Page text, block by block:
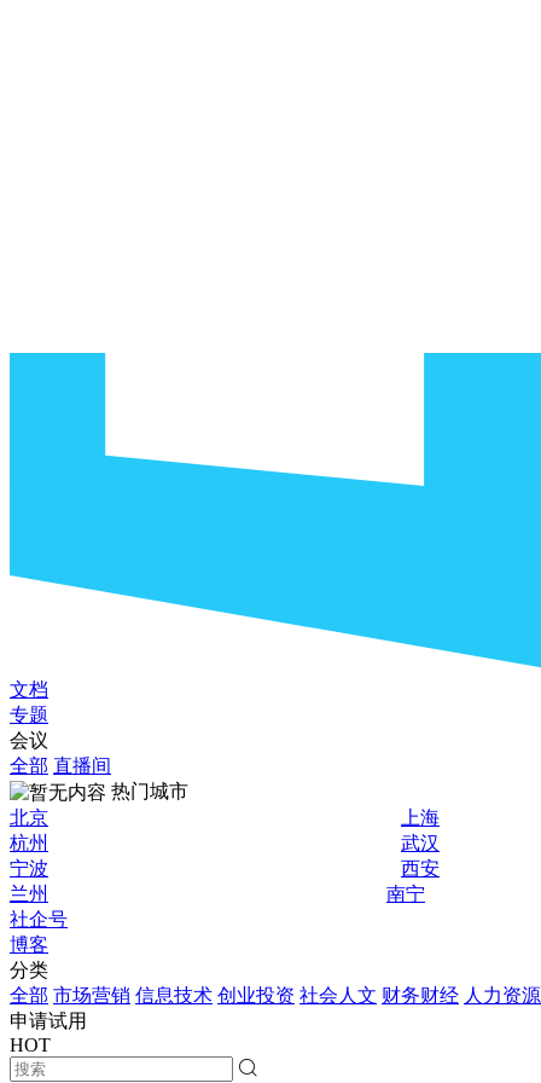
文档
专题
会议
全部 直播间
热门城市
北京
上海
杭州
武汉
宁波
西安
兰州
南宁
社企号
博客
分类
全部 市场营销 信息技术 创业投资 社会人文 财务财经 人力资源
申请试用
HOT